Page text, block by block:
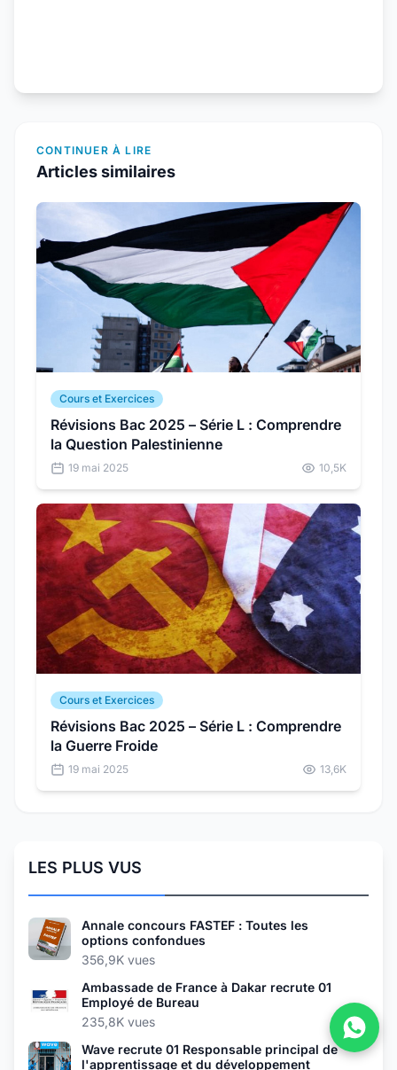
CONTINUER À LIRE
Articles similaires
Cours et Exercices
Révisions Bac 2025 – Série L : Comprendre
la Question Palestinienne
19 mai 2025 10,5K
Cours et Exercices
Révisions Bac 2025 – Série L : Comprendre
la Guerre Froide
19 mai 2025 13,6K
LES PLUS VUS
Annale concours FASTEF : Toutes les
options confondues
356,9K vues
Ambassade de France à Dakar recrute 01
Employé de Bureau
235,8K vues
Wave recrute 01 Responsable principal de
l'apprentissage et du développement